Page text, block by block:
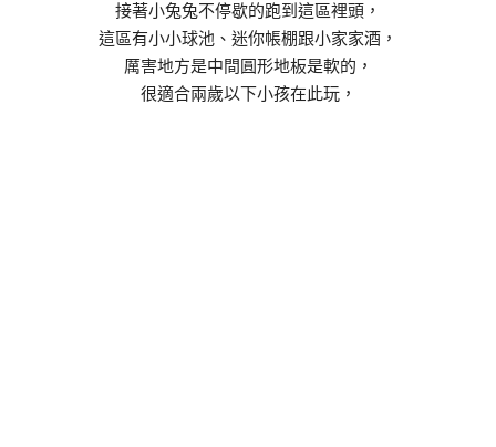
接著小兔兔不停歇的跑到這區裡頭，
這區有小小球池、迷你帳棚跟小家家酒，
厲害地方是中間圓形地板是軟的，
很適合兩歲以下小孩在此玩，